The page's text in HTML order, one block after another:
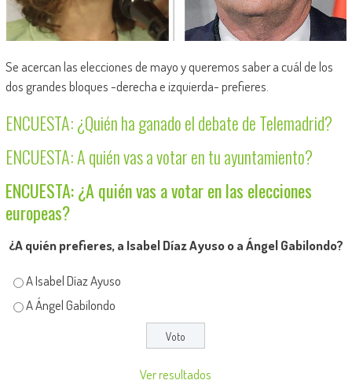
Se acercan las elecciones de mayo y queremos saber a cuál de los
dos grandes bloques -derecha e izquierda- prefieres.
ENCUESTA: ¿Quién ha ganado el debate de Telemadrid?
ENCUESTA: A quién vas a votar en tu ayuntamiento?
ENCUESTA: ¿A quién vas a votar en las elecciones
europeas?
¿A quién prefieres, a Isabel Díaz Ayuso o a Ángel Gabilondo?
A Isabel Díaz Ayuso
A Ángel Gabilondo
Ver resultados